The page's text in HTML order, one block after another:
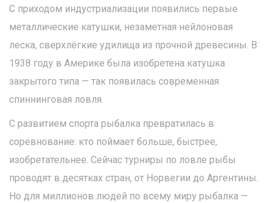
С приходом индустриализации появились первые
металлические катушки, незаметная нейлоновая
леска, сверхлёгкие удилища из прочной древесины. В
1938 году в Америке была изобретена катушка
закрытого типа — так появилась современная
спиннинговая ловля.
С развитием спорта рыбалка превратилась в
соревнование: кто поймает больше, быстрее,
изобретательнее. Сейчас турниры по ловле рыбы
проводят в десятках стран, от Норвегии до Аргентины.
Но для миллионов людей по всему миру рыбалка —